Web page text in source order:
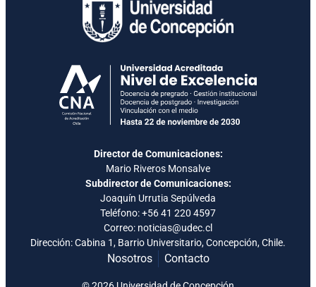
Director de Comunicaciones:
Mario Riveros Monsalve
Subdirector de Comunicaciones:
Joaquín Urrutia Sepúlveda
Teléfono:+56 41 220 4597
Correo: noticias@udec.cl
Dirección: Cabina 1, Barrio Universitario, Concepción, Chile.
Nosotros Contacto